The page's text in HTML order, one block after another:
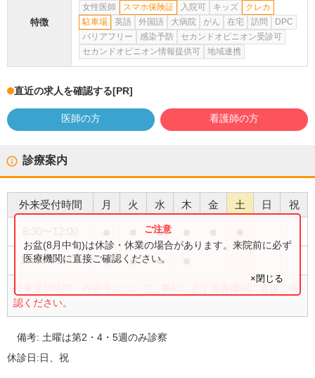
特徴
女性医師
スマホ保険証 入院可 キッズ
クレカ
駐車場
英語 外国語 大病院 がん 在宅 訪問
DPC
バリアフリー
感染予防
セカンドオピニオン受診可
セカンドオピニオン情報提供可
地域連携
直近の求人を確認する[PR]
医師の方 看護師の方
診療案内
外来受付時間 月 火 水 木 金 土 日 祝
●
15:00〜18:00 ● ● ●
外来受付時間・内容等について、事前に必ず医療機関に直接ご確
認ください。
お盆(8月中旬)は休診・休業の場合があります。来院前に必ず
医療機関に直接ご確認ください。
×閉じる
備考: 土曜は第2・4・5週のみ診察
休診日:日、祝